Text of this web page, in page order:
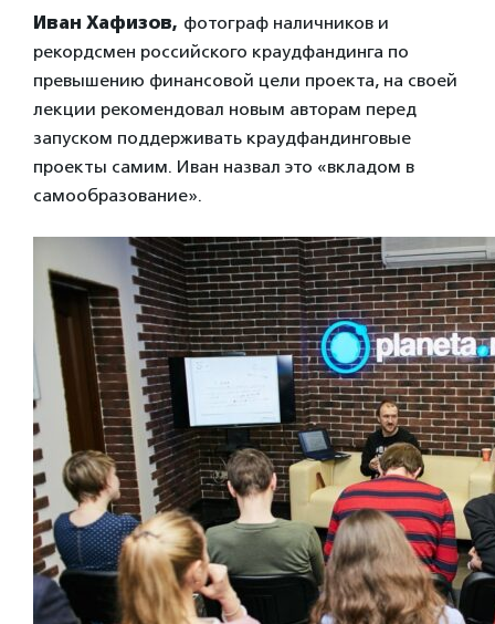
Иван Хафизов, фотограф наличников и
рекордсмен российского краудфандинга по
превышению финансовой цели проекта, на своей
лекции рекомендовал новым авторам перед
запуском поддерживать краудфандинговые
проекты самим. Иван назвал это «вкладом в
самообразование».